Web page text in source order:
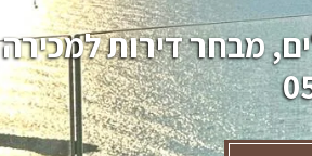
מבחר דירות למכירה